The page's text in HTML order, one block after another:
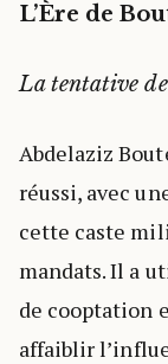
L’Ère de
La tentative
Abdelaziz
réussi, avec
cette caste
mandats. Il a
de cooptation
affaiblir